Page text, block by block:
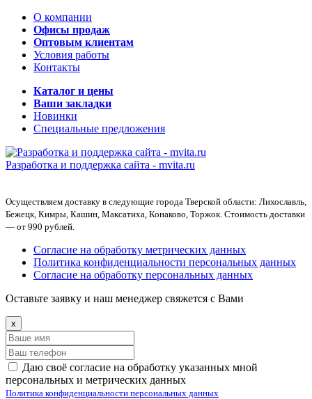
О компании
Офисы продаж
Оптовым клиентам
Условия работы
Контакты
Каталог и цены
Ваши закладки
Новинки
Специальные предложения
Разработка и поддержка сайта - mvita.ru
Осуществляем доставку в следующие города Тверской области: Лихославль,
Бежецк, Кимры, Кашин, Максатиха, Конаково, Торжок. Стоимость доставки
— от 990 рублей.
Согласие на обработку метрических данных
Политика конфиденциальности персональных данных
Согласие на обработку персональных данных
Оставьте заявку и наш менеджер свяжется с Вами
x
Даю своё согласие на обработку указанных мной
персональных и метрических данных
Политика конфиденциальности персональных данных